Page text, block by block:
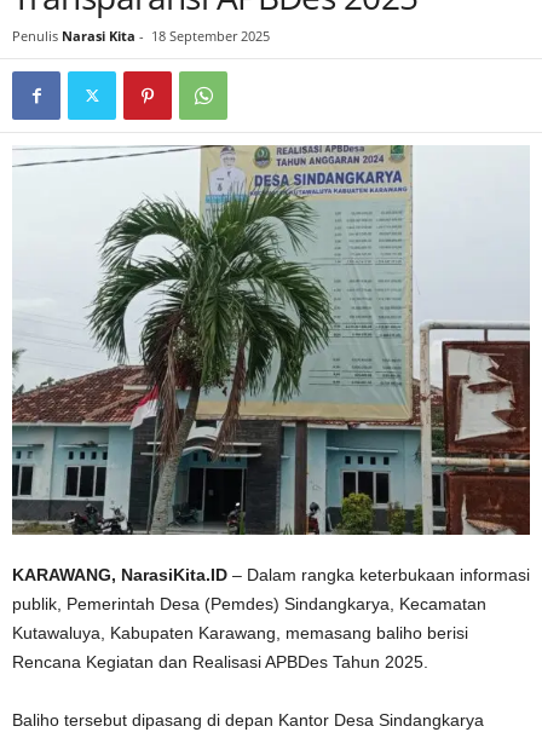
Penulis Narasi Kita - 18 September 2025
KARAWANG, NarasiKita.ID – Dalam rangka keterbukaan informasi
publik, Pemerintah Desa (Pemdes) Sindangkarya, Kecamatan
Kutawaluya, Kabupaten Karawang, memasang baliho berisi
Rencana Kegiatan dan Realisasi APBDes Tahun 2025.
Baliho tersebut dipasang di depan Kantor Desa Sindangkarya